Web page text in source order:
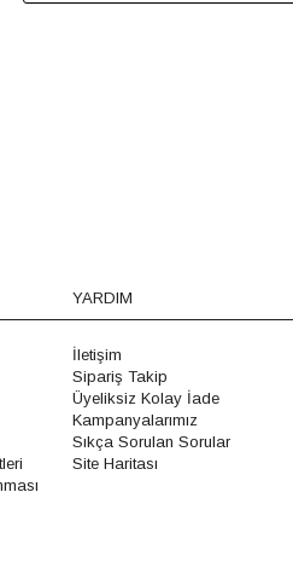
YARDIM
İletişim
Sipariş Takip
Üyeliksiz Kolay İade
Kampanyalarımız
Sıkça Sorulan Sorular
Site Haritası